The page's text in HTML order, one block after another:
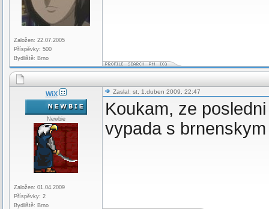
Založen: 22.07.2005
Příspěvky: 500
Bydliště: Brno
WiX
Newbie
Založen: 01.04.2009
Příspěvky: 2
Bydliště: Brno
Zaslal: st, 1.duben 2009, 22:47
Koukam, ze
vypada s